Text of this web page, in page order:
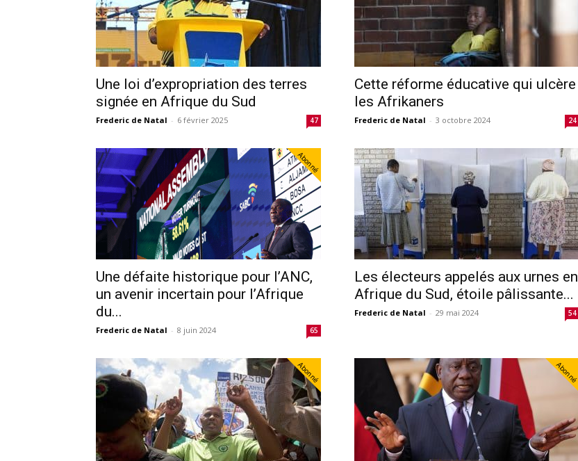
Une loi d’expropriation des terres
signée en Afrique du Sud
Frederic de Natal - 6 février 2025 47
Cette réforme éducative qui ulcère
les Afrikaners
Frederic de Natal - 3 octobre 2024 24
Abonné
Une défaite historique pour l’ANC,
un avenir incertain pour l’Afrique
du...
Frederic de Natal - 8 juin 2024 65
Les électeurs appelés aux urnes en
Afrique du Sud, étoile pâlissante...
Frederic de Natal - 29 mai 2024 54
Abonné Abonné